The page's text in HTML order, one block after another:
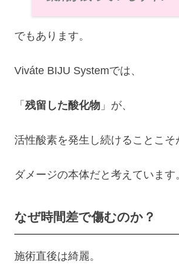
でもあります。
Viváte BIJU Systemでは、
「 残留した酸化物 」が、
活性酸素を発生し続けることこそ
ダメージの本体だと考えています
なぜ時間差で傷むのか？
施術直後は綺麗。